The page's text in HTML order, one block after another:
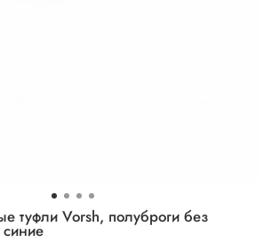
туфли Vorsh, полуброги без